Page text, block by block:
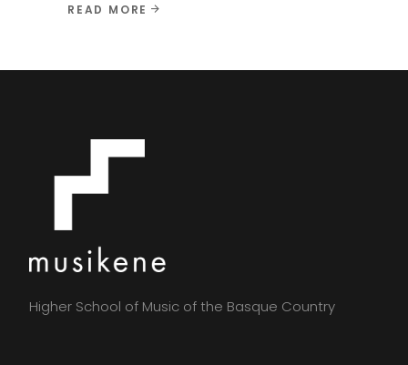
READ MORE
Higher School of Music of the Basque Country